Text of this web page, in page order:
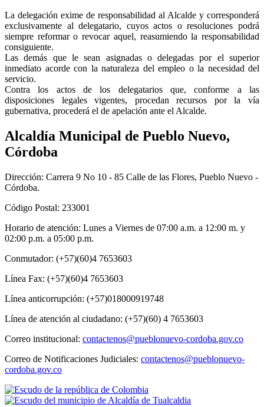
La delegación exime de responsabilidad al Alcalde y corresponderá
exclusivamente al delegatario, cuyos actos o resoluciones podrá
siempre reformar o revocar aquel, reasumiendo la responsabilidad
consiguiente.
Las demás que le sean asignadas o delegadas por el superior
inmediato acorde con la naturaleza del empleo o la necesidad del
servicio.
Contra los actos de los delegatarios que, conforme a las
disposiciones legales vigentes, procedan recursos por la vía
gubernativa, procederá el de apelación ante el Alcalde.
Alcaldía Municipal de Pueblo Nuevo,
Córdoba
Dirección: Carrera 9 No 10 - 85 Calle de las Flores, Pueblo Nuevo -
Córdoba.
Código Postal: 233001
Horario de atención: Lunes a Viernes de 07:00 a.m. a 12:00 m. y
02:00 p.m. a 05:00 p.m.
Conmutador: (+57)(60)4 7653603
Línea Fax: (+57)(60)4 7653603
Línea anticorrupción: (+57)018000919748
Línea de atención al ciudadano: (+57)(60) 4 7653603
Correo institucional: contactenos@pueblonuevo-cordoba.gov.co
Correo de Notificaciones Judiciales: contactenos@pueblonuevo-
cordoba.gov.co